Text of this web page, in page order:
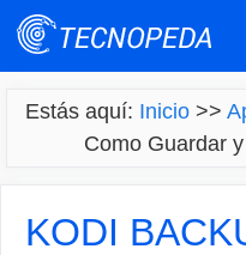
Saltar
Estás aquí: Inicio>>
Como Guardar
KODI